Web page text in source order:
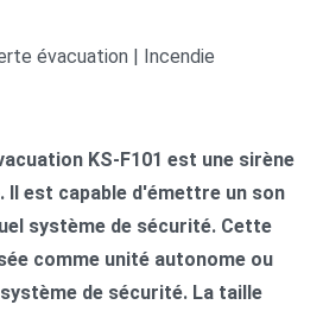
évacuation | Incendie
KS-F101 est une sirène
Il est capable d'émettre un son
système de sécurité. Cette
comme unité autonome ou
de sécurité. La taille